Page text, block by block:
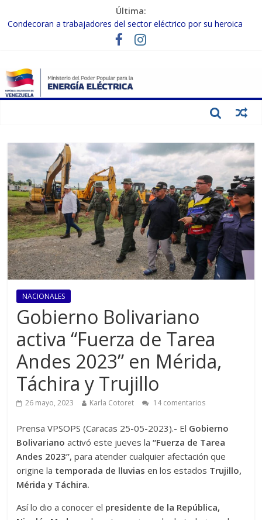
Última:
Condecoran a trabajadores del sector eléctrico por su heroica
labor tras el doble sismo del 24-J
Gobierno Nacional coordina acciones con el sector privado para
Inspeccionan trabajos de rehabilitación en instalaciones del SEN
en Carabobo
Gobierno Nacional activa plan preventivo para fortalecer el SEN
NACIONALES
Gobierno Bolivariano
activa “Fuerza de Tarea
Andes 2023” en Mérida,
Táchira y Trujillo
26 mayo, 2023 Karla Cotoret 14 comentarios
Prensa VPSOPS (Caracas 25-05-2023).- El Gobierno
Bolivariano activó este jueves la“Fuerza de Tarea
Andes 2023”, para atender cualquier afectación que
origine la temporada de lluvias en los estados Trujillo,
Mérida y Táchira.
Así lo dio a conocer el presidente de la República,